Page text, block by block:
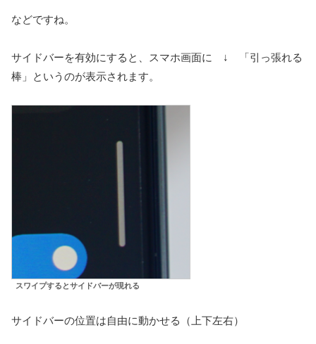
などですね。
サイドバーを有効にすると、スマホ画面に ↓ 「引っ張れる
棒」というのが表示されます。
スワイプするとサイドバーが現れる
サイドバーの位置は自由に動かせる（上下左右）